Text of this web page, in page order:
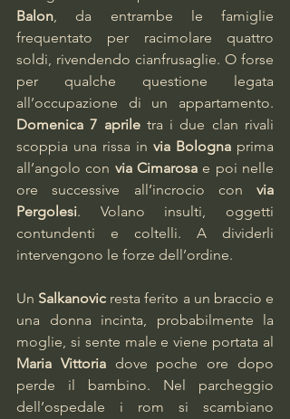
Balon, da entrambe le famiglie
frequentato per racimolare quattro
soldi, rivendendo cianfrusaglie. O forse
per qualche questione legata
Domenica 7 aprile tra i due clan rivali
scoppia una rissa in via Bologna prima
all’angolo con via Cimarosa e poi nelle
ore successive all’incrocio con via
Pergolesi. Volano insulti, oggetti
contundenti e coltelli. A dividerli
intervengono le forze dell’ordine.
Un Salkanovic resta ferito a un braccio e
una donna incinta, probabilmente la
Maria Vittoria dove poche ore dopo
perde il bambino. Nel parcheggio
dell’ospedale i rom si scambiano